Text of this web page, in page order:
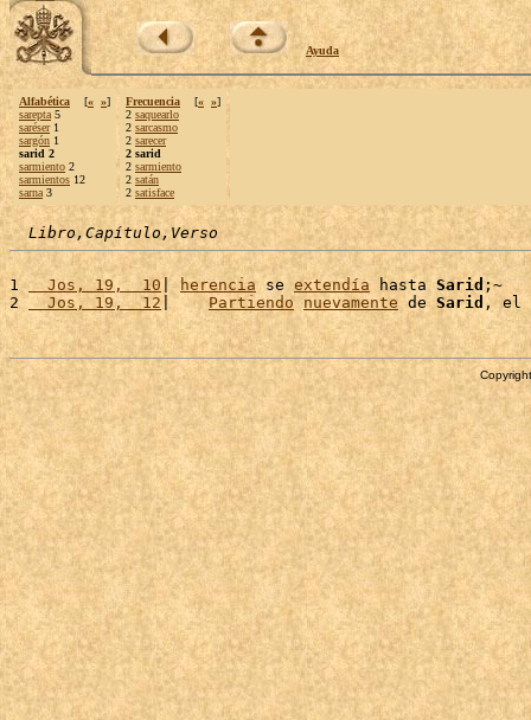
Ayuda
Alfabética [« »]
sarepta 5
saréser1
sargón 1
sarid 2
sarmiento 2
sarmientos 12
sarna 3
Frecuencia [« »]
2 saquearlo
2 sarcasmo
2 sarecer
2 sarid
2 sarmiento
2 satán
2 satisface
Libro,Capítulo,Verso
1
  Jos, 19,  10
| herencia se extendía hasta Sarid ;~
2
  Jos, 19,  12
| Partiendo nuevamente de Sarid , el